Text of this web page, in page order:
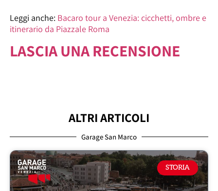
Leggi anche: Bacaro tour a Venezia: cicchetti, ombre e
itinerario da Piazzale Roma
LASCIA UNA RECENSIONE
ALTRI ARTICOLI
Garage San Marco
STORIA